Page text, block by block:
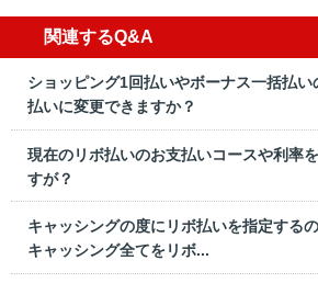
関連するQ&A
ショッピング1回払いやボーナス一括払
払いに変更できますか？
現在のリボ払いのお支払いコースや利率
すが？
キャッシングの度にリボ払いを指定する
キャッシング全てをリボ...